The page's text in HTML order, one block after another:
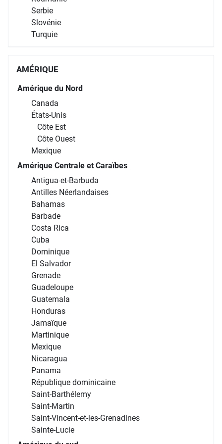
Serbie
Slovénie
Turquie
AMÉRIQUE
Amérique du Nord
Canada
États-Unis
Côte Est
Côte Ouest
Mexique
Amérique Centrale et Caraïbes
Antigua-et-Barbuda
Antilles Néerlandaises
Bahamas
Barbade
Costa Rica
Cuba
Dominique
El Salvador
Grenade
Guadeloupe
Guatemala
Honduras
Jamaïque
Martinique
Mexique
Nicaragua
Panama
République dominicaine
Saint-Barthélemy
Saint-Martin
Saint-Vincent-et-les-Grenadines
Sainte-Lucie